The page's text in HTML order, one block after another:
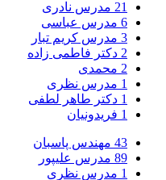
21 مدرس نادری
6 مدرس عباسی
3 مدرس کریم تبار
2 دکتر فاطمی زاده
2 محمدی
1 مدرس نظری
1 دکتر طاهر لطفی
1 فریدونیان
43 مهندس پاسبان
89 مدرس علیپور
1 مدرس نظری